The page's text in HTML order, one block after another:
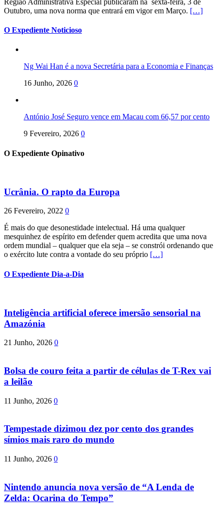
Outubro, uma nova norma que entrará em vigor em Março. […]
O Expediente Noticioso
Ng Wai Han é a nova Secretária para a Economia e Finanças
16 Junho, 2026 0
António José Seguro vence em Macau com 66,57 por cento
9 Fevereiro, 2026 0
O Expediente Opinativo
Ucrânia. O rapto da Europa
26 Fevereiro, 2022 0
É mais do que desonestidade intelectual. Há uma qualquer
mesquinhez de espírito em defender quem acredita que uma nova
ordem mundial – qualquer que ela seja – se constrói ordenando que
o exército lute contra a vontade do seu próprio […]
O Expediente Dia-a-Dia
Inteligência artificial oferece imersão sensorial na
Amazónia
21 Junho, 2026 0
Bolsa de couro feita a partir de células de T-Rex vai
a leilão
11 Junho, 2026 0
Tempestade dizimou dez por cento dos grandes
símios mais raro do mundo
11 Junho, 2026 0
Nintendo anuncia nova versão de “A Lenda de
Zelda: Ocarina do Tempo”